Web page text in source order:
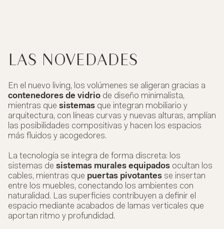
LAS NOVEDADES
En el nuevo living, los volúmenes se aligeran gracias a
contenedores de vidrio de diseño minimalista,
mientras que sistemas que integran mobiliario y
arquitectura, con líneas curvas y nuevas alturas, amplían
las posibilidades compositivas y hacen los espacios
más fluidos y acogedores.
La tecnología se integra de forma discreta: los
sistemas de sistemas murales equipados ocultan los
cables, mientras que puertas pivotantes se insertan
entre los muebles, conectando los ambientes con
naturalidad. Las superficies contribuyen a definir el
espacio mediante acabados de lamas verticales que
aportan ritmo y profundidad.